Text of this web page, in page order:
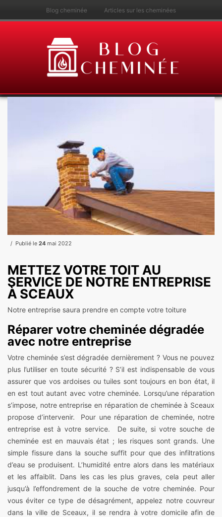
Blog cheminée Articles sur les cheminées
Publié le 24 mai 2022
METTEZ VOTRE TOIT AU
SERVICE DE NOTRE ENTREPRISE
À SCEAUX
Notre entreprise saura prendre en compte votre toiture
Réparer votre cheminée dégradée
avec notre entreprise
Votre cheminée s’est dégradée dernièrement ? Vous ne pouvez
plus l’utiliser en toute sécurité ? S’il est indispensable de vous
assurer que vos ardoises ou tuiles sont toujours en bon état, il
en est tout autant avec votre cheminée. Lorsqu’une réparation
s’impose, notre entreprise en réparation de cheminée à Sceaux
propose d’intervenir. Pour une réparation de cheminée, notre
entreprise est à votre service. De suite, si votre souche de
cheminée est en mauvais état ; les risques sont grands. Une
simple fissure dans la souche suffit pour que des infiltrations
d’eau se produisent. L’humidité entre alors dans les matériaux
et les affaiblit. Dans les cas les plus graves, cela peut aller
jusqu’à l’effondrement de la souche de votre cheminée. Pour
vous éviter ce type de désagrément, appelez notre couvreur
dans la ville de Sceaux, il se rendra à votre domicile afin de